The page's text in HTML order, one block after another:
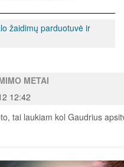
žaidimų parduotuvė ir
METAI
12:42
tai laukiam kol Gaudrius